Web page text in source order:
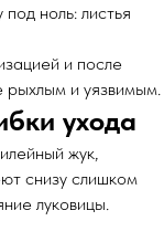
ноль: листья
и после
рыхлым и уязвимым.
ухода
жук,
снизу слишком
луковицы.